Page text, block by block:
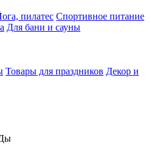
пилатес Спортивное питание
Для бани и сауны
Товары для праздников Декор и